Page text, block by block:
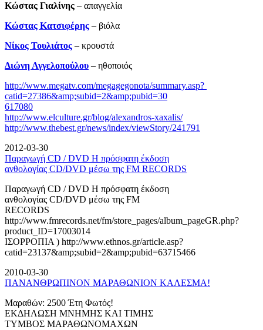
Κώστας Γιαλίνης ­– απαγγελία
Κώστας Κατσιφέρης – βιόλα
Νίκος Τουλιάτος – κρουστά
Διώνη Αγγελοπούλου – ηθοποιός
http://www.megatv.com/megagegonota/summary.asp?
catid=27386&amp;subid=2&amp;pubid=30
617080
http://www.elculture.gr/blog/alexandros-xaxalis/
http://www.thebest.gr/news/index/viewStory/241791
2012-03-30
Παραγωγή CD / DVD Η πρόσφατη έκδοση
ανθολογίας CD/DVD μέσω της FM RECORDS
Παραγωγή CD / DVD Η πρόσφατη έκδοση
ανθολογίας CD/DVD μέσω της FM
RECORDS
http://www.fmrecords.net/fm/store_pages/album_pageGR.php?
product_ID=17003014
ΙΣΟΡΡΟΠΙΑ ) http://www.ethnos.gr/article.asp?
catid=23137&amp;subid=2&amp;pubid=63715466
2010-03-30
ΠΑΝΑΝΘΡΩΠΙΝΟΝ ΜΑΡΑΘΩΝΙΟΝ ΚΑΛΕΣΜΑ!
Μαραθών: 2500 Έτη Φωτός!
ΕΚΔΗΛΩΣΗ ΜΝΗΜΗΣ ΚΑΙ ΤΙΜΗΣ
ΤΥΜΒΟΣ ΜΑΡΑΘΩΝΟΜΑΧΩΝ